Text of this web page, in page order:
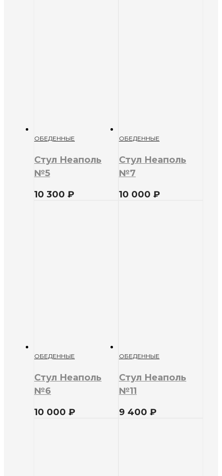
ОБЕДЕННЫЕ
Стул Неаполь
№5
10 300 ₽
ОБЕДЕННЫЕ
Стул Неаполь
№7
10 000 ₽
ОБЕДЕННЫЕ
Стул Неаполь
№6
10 000 ₽
ОБЕДЕННЫЕ
Стул Неаполь
№11
9 400 ₽